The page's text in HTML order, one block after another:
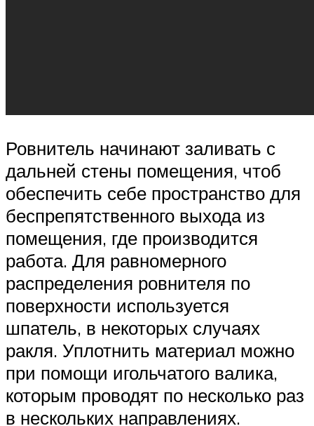
Ровнитель начинают заливать с
дальней стены помещения, чтоб
обеспечить себе пространство для
беспрепятственного выхода из
помещения, где производится
работа. Для равномерного
распределения ровнителя по
поверхности используется
шпатель, в некоторых случаях
ракля. Уплотнить материал можно
при помощи игольчатого валика,
которым проводят по несколько раз
в нескольких направлениях.